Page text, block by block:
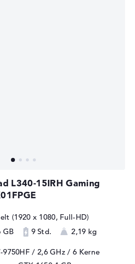
L340-15IRH Gaming
(1920 x 1080, Full-HD)
GB 9 Std. 2,19 kg
/ 2,6 GHz / 6 Kerne